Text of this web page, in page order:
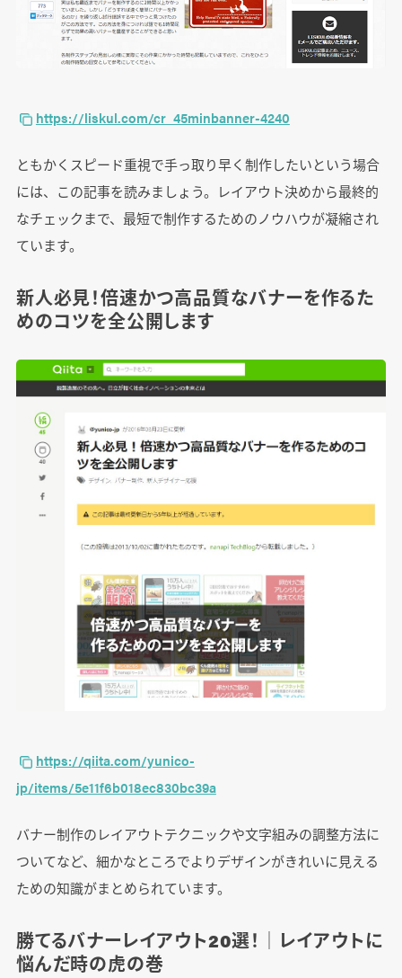
https://liskul.com/cr_45minbanner-4240
ともかくスピード重視で手っ取り早く制作したいという場合
には、この記事を読みましょう。レイアウト決めから最終的
なチェックまで、最短で制作するためのノウハウが凝縮され
ています。
新人必見！倍速かつ高品質なバナーを作るた
めのコツを全公開します
https://qiita.com/yunico-
jp/items/5e11f6b018ec830bc39a
バナー制作のレイアウトテクニックや文字組みの調整方法に
ついてなど、細かなところでよりデザインがきれいに見える
ための知識がまとめられています。
勝てるバナーレイアウト20選！│レイアウトに
悩んだ時の虎の巻